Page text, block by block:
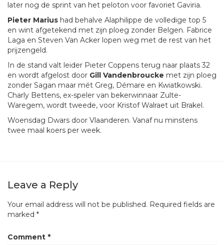
later nog de sprint van het peloton voor favoriet Gaviria.
Pieter Marius had behalve Alaphilippe de volledige top 5
en wint afgetekend met zijn ploeg zonder Belgen. Fabrice
Laga en Steven Van Acker lopen weg met de rest van het
prijzengeld.
In de stand valt leider Pieter Coppens terug naar plaats 32
en wordt afgelost door Gill Vandenbroucke met zijn ploeg
zonder Sagan maar mét Greg, Démare en Kwiatkowski.
Charly Bettens, ex-speler van bekerwinnaar Zulte-
Waregem, wordt tweede, voor Kristof Walraet uit Brakel.
Woensdag Dwars door Vlaanderen. Vanaf nu minstens
twee maal koers per week.
Leave a Reply
Your email address will not be published. Required fields are
marked *
Comment *